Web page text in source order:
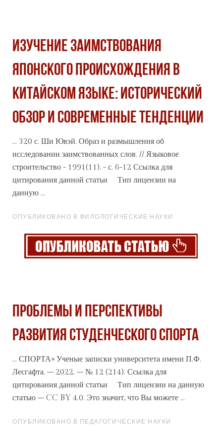
ИЗУЧЕНИЕ ЗАИМСТВОВАНИЯ
ЯПОНСКОГО ПРОИСХОЖДЕНИЯ В
КИТАЙСКОМ ЯЗЫКЕ: ИСТОРИЧЕСКИЙ
ОБЗОР И СОВРЕМЕННЫЕ ТЕНДЕНЦИИ
... 320 с. Ши Ювэй. Образ и размышления об
исследовании заимствованных слов. // Языковое
строительство - 1991(11). - с. 6-12 Ссылка для
цитирования данной статьи Тип лицензии на
данную ...
ОПУБЛИКОВАНО В ФИЛОЛОГИЧЕСКИЕ НАУКИ
ПРОБЛЕМЫ И ПЕРСПЕКТИВЫ
РАЗВИТИЯ СТУДЕНЧЕСКОГО СПОРТА
... СПОРТА» Ученые записки университета имени П.Ф.
Лесгафта. – 2022. – № 12 (214). Ссылка для
цитирования данной статьи Тип лицензии на данную
статью – CC BY 4.0. Это значит, что Вы можете ...
ОПУБЛИКОВАНО В ПЕДАГОГИЧЕСКИЕ НАУКИ